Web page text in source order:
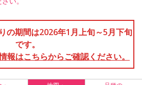
の期間は2026年1月上旬～5月下旬
です。
報はこちらからご確認ください。